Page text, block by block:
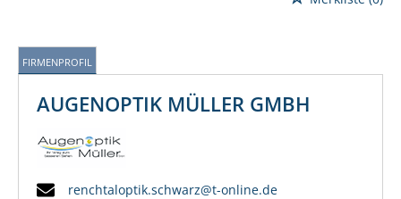
FIRMENPROFIL
AUGENOPTIK MÜLLER GMBH
renchtaloptik.schwarz@t-online.de